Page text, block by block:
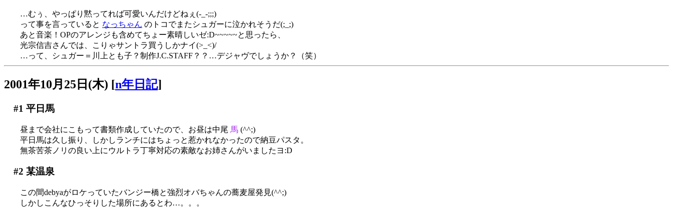
…むぅ、やっぱり黙ってれば可愛いんだけどねぇ(-_-;;;)
って事を言っていると なっちゃん のトコでまたシュガーに泣かれそうだ(;_;)
あと音楽！OPのアレンジも含めてちょー素晴しいゼ:D~~~~~と思ったら、
光宗信吉さんでは、こりゃサントラ買うしかナイ(>_<)/
…って、シュガー＝川上とも子？制作J.C.STAFF？？…デジャヴでしょうか？（笑）
2001年10月25日(木) [n年日記]
#1 平日馬
昼まで会社にこもって書類作成していたので、お昼は中尾 馬 (^^;)
平日馬は久し振り、しかしランチにはちょっと惹かれなかったので納豆パスタ。
無茶苦茶ノリの良い上にウルトラ丁寧対応の素敵なお姉さんがいましたヨ:D
#2 某温泉
この間debyaがロケっていたバンジー橋と強烈オバちゃんの蕎麦屋発見(^^;)
しかしこんなひっそりした場所にあるとわ…。。。